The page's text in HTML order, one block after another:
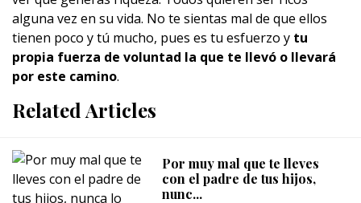
alguna vez en su vida. No te sientas mal de que ellos
tienen poco y tú mucho, pues es tu esfuerzo y tu
propia fuerza de voluntad la que te llevó o llevará
por este camino.
Related Articles
Por muy mal que te lleves
con el padre de tus hijos,
nunc...